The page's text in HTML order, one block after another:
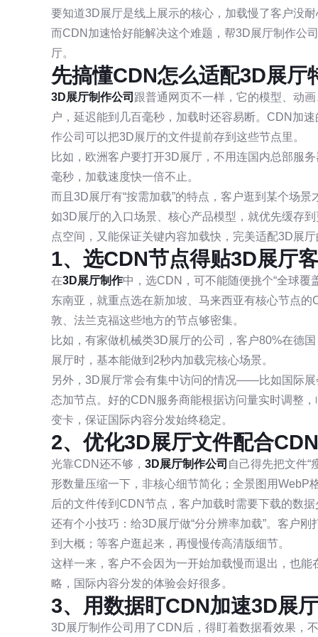
要知道3D展厅是线上展示的核心，加载慢了客户没
而CDN加速恰好能解决这个难题，帮3D展厅制作公
厅。
先搞懂CDN怎么适配3D展厅
3D展厅制作公司 跟普通网页不一样，它的模型、动
户，延迟能到几百毫秒，加载时还容易断。CDN加
作公司可以把3D展厅的文件提前存到这些节点里。
比如，欧洲客户要打开3D展厅，不用连国内总部服
毫秒，加载速度快一倍不止。
而且3D展厅有“按需加载”的特点，客户逛到某个场
如3D展厅的入口场景、核心产品模型，就优先缓存
点空间，又能保证关键内容加载快，完美适配3D展
1、选CDN节点得贴3D展厅
在3D展厅制作中，选CDN，可不能随便挑个“全球覆
东南亚，就重点选在新加坡、马来西亚有核心节点
敦、法兰克福这些地方的节点够密集。
比如，有家做机械类3D展厅的公司，客户80%在德
展厅时，基本能做到2秒内加载完核心场景。
另外，3D展厅常会有集中访问的情况——比如国际
态加节点。好的CDN服务商能根据访问量实时调整
变卡，保证国际内容分发始终稳定。
2、优化3D展厅文件配合
光靠CDN还不够， 3D展厅制作公司 自己得先把文件“
形数量压缩一下，非核心细节简化；全景图用WebP
后的文件传到CDN节点，客户加载时需要下载的数
还有个小技巧：给3D展厅做“分分辨率加载”。客户
到大概；等客户逛起来，再慢慢传高清版细节。
这样一来，客户不会因为一开始加载慢而退出，也
略，国际内容分发的体验会好很多。
3、用数据盯CDN加速3D展
3D展厅制作公司用了CDN后，得盯着数据看效果，